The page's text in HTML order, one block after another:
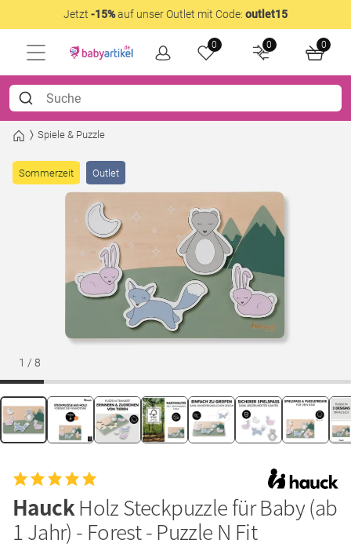
Jetzt -15%auf unser Outlet mit Code: outlet15
0 0 0
Spiele & Puzzle
1 / 8
Sommerzeit Outlet
HauckHolz Steckpuzzle für Baby (ab
1 Jahr) - Forest - Puzzle N Fit